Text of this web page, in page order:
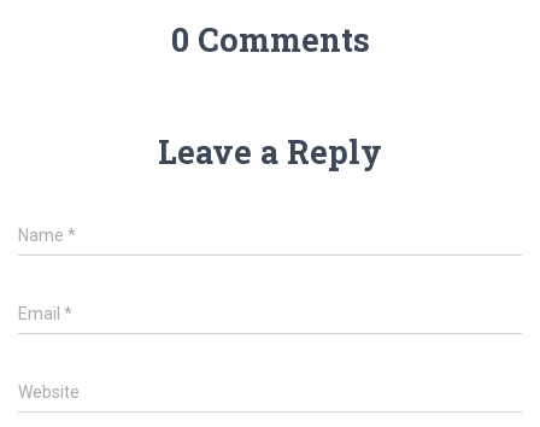
0 Comments
Leave a Reply
Name *
Email *
Website